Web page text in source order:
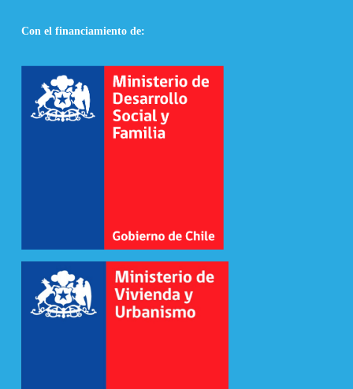
Con el financiamiento de: